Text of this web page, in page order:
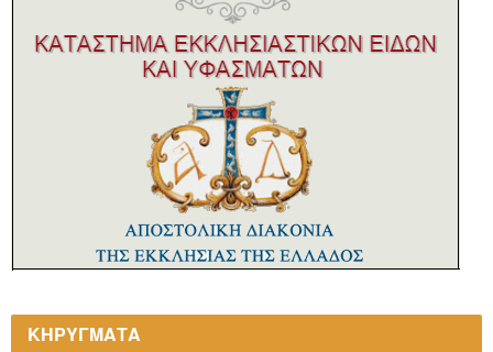
ΚΗΡΥΓΜΑΤΑ